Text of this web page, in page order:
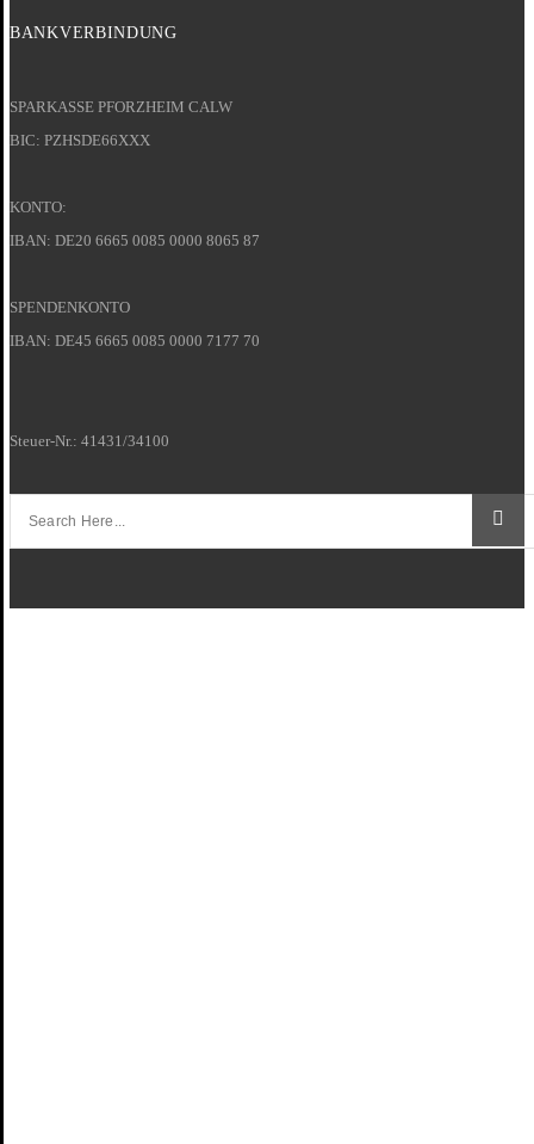
BANKVERBINDUNG
SPARKASSE PFORZHEIM CALW
BIC: PZHSDE66XXX
KONTO:
IBAN: DE20 6665 0085 0000 8065 87
SPENDENKONTO
IBAN: DE45 6665 0085 0000 7177 70
Steuer-Nr.: 41431/34100